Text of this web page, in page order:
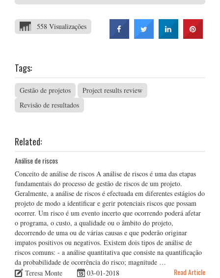
558 Visualizações
Tags:
Gestão de projetos
Project results review
Revisão de resultados
Related:
Análise de riscos
Conceito de análise de riscos A análise de riscos é uma das etapas
fundamentais do processo de gestão de riscos de um projeto.
Geralmente, a análise de riscos é efectuada em diferentes estágios do
projeto de modo a identificar e gerir potenciais riscos que possam
ocorrer. Um risco é um evento incerto que ocorrendo poderá afetar
o programa, o custo, a qualidade ou o âmbito do projeto,
decorrendo de uma ou de várias causas e que poderão originar
impatos positivos ou negativos. Existem dois tipos de análise de
riscos comuns: - a análise quantitativa que consiste na quantificação
da probabilidade de ocorrência do risco; magnitude …
Teresa Monte
03-01-2018 Read Article